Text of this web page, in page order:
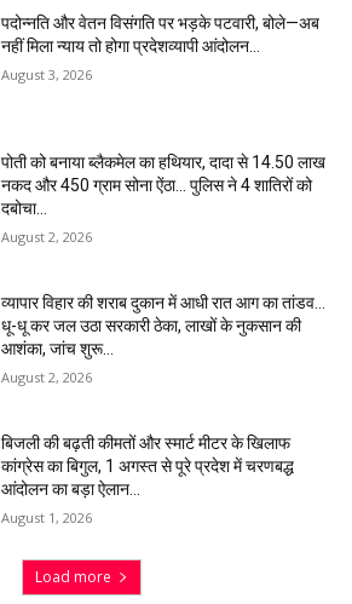
पदोन्नति और वेतन विसंगति पर भड़के पटवारी, बोले—अब
नहीं मिला न्याय तो होगा प्रदेशव्यापी आंदोलन…
August 3, 2026
पोती को बनाया ब्लैकमेल का हथियार, दादा से 14.50 लाख
नकद और 450 ग्राम सोना ऐंठा… पुलिस ने 4 शातिरों को
दबोचा…
August 2, 2026
व्यापार विहार की शराब दुकान में आधी रात आग का तांडव…
धू-धू कर जल उठा सरकारी ठेका, लाखों के नुकसान की
आशंका, जांच शुरू…
August 2, 2026
बिजली की बढ़ती कीमतों और स्मार्ट मीटर के खिलाफ
कांग्रेस का बिगुल, 1 अगस्त से पूरे प्रदेश में चरणबद्ध
आंदोलन का बड़ा ऐलान…
August 1, 2026
Load more